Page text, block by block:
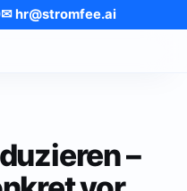
✉ hr@stromfee.ai
–